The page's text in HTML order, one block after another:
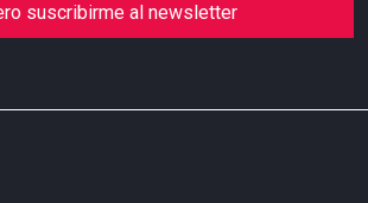
suscribirme al newsletter